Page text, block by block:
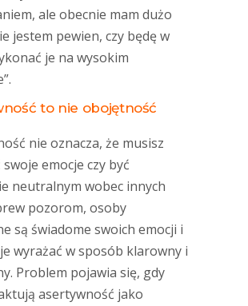
ale obecnie mam dużo
jestem pewien, czy będę w
je na wysokim
to nie obojętność
nie oznacza, że musisz
swoje emocje czy być
neutralnym wobec innych
pozorom, osoby
są świadome swoich emocji i
wyrażać w sposób klarowny i
Problem pojawia się, gdy
asertywność jako